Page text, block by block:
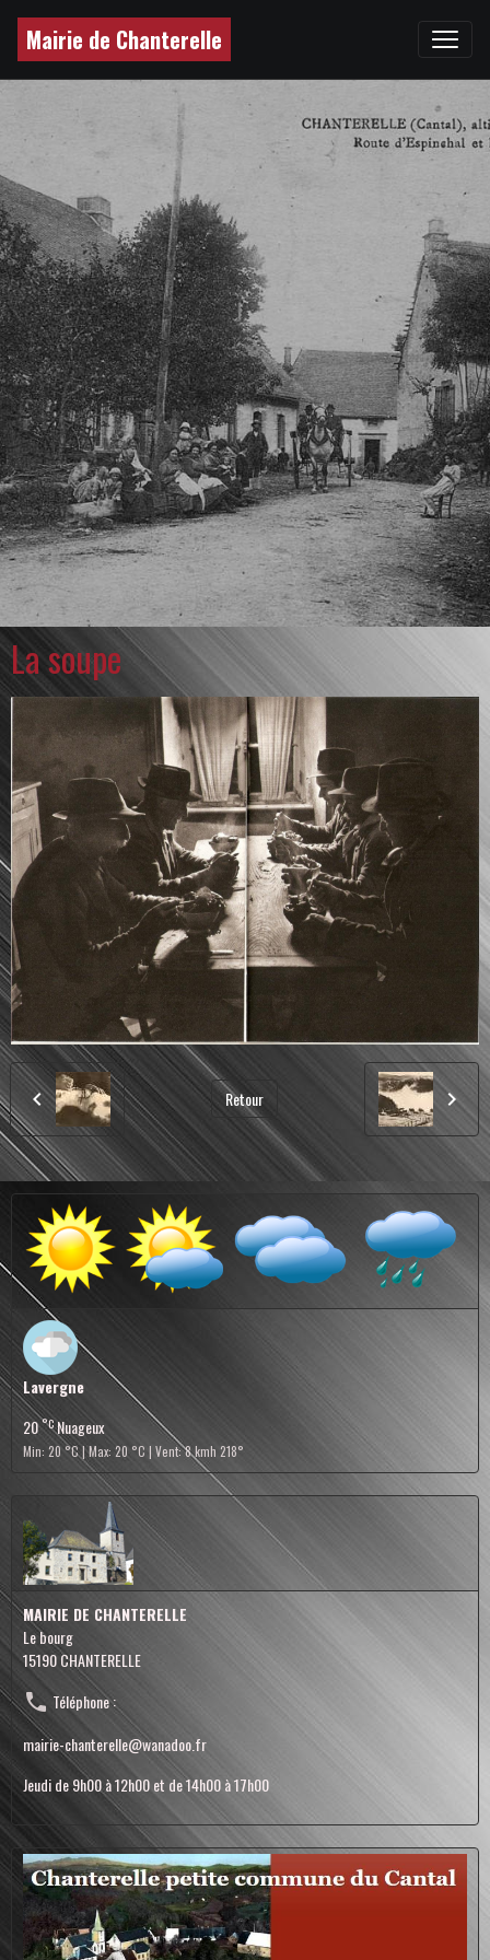
Mairie de Chanterelle
La soupe
Retour
Lavergne
20°CNuageux
Min: 20 °C | Max: 20 °C | Vent: 8 kmh 218°
MAIRIE DE CHANTERELLE
Le bourg
15190 CHANTERELLE
Téléphone :
mairie-chanterelle@wanadoo.fr
Jeudi de 9h00 à 12h00 et de 14h00 à 17h00